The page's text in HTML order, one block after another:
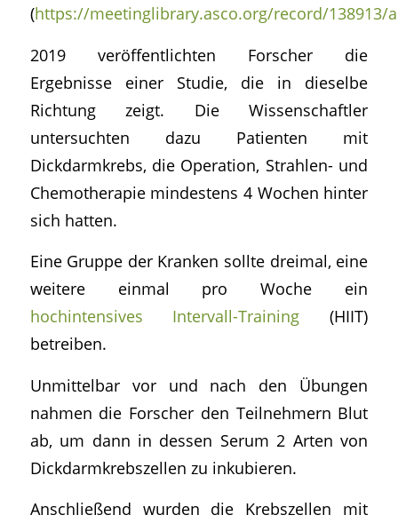
(https://meetinglibrary.asco.org/record/138913/
2019 veröffentlichten Forscher die
Ergebnisse einer Studie, die in dieselbe
Richtung zeigt. Die Wissenschaftler
untersuchten dazu Patienten mit
Dickdarmkrebs, die Operation, Strahlen- und
Chemotherapie mindestens 4 Wochen hinter
sich hatten.
Eine Gruppe der Kranken sollte dreimal, eine
weitere einmal pro Woche ein
hochintensives Intervall-Training (HIIT)
betreiben.
Unmittelbar vor und nach den Übungen
nahmen die Forscher den Teilnehmern Blut
ab, um dann in dessen Serum 2 Arten von
Dickdarmkrebszellen zu inkubieren.
Anschließend wurden die Krebszellen mit